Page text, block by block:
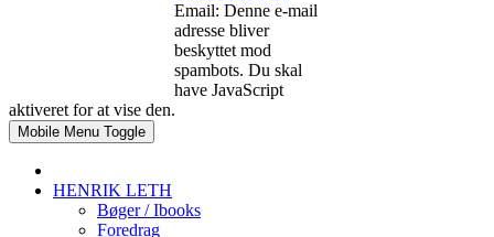
Email: Denne e-mail
adresse bliver
beskyttet mod
spambots. Du skal
have JavaScript
aktiveret for at vise den.
Mobile Menu Toggle
HENRIK LETH
Bøger / Ibooks
Foredrag